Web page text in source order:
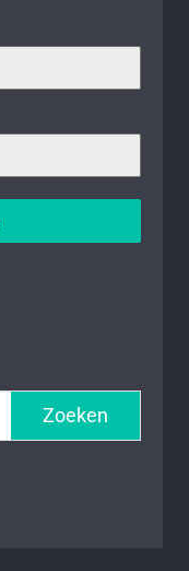
Zoeken